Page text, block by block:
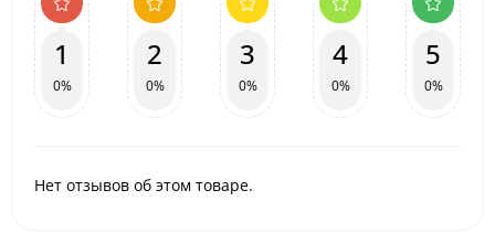
1
0%
2
0%
3
0%
4
0%
5
0%
Нет отзывов об этом товаре.